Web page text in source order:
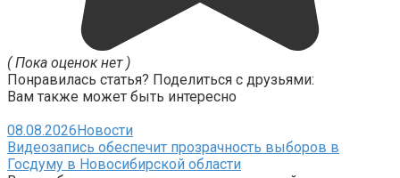
( Пока оценок нет )
Понравилась статья? Поделиться с друзьями:
Вам также может быть интересно
08.08.2026Новости
Видеозапись обеспечит прозрачность выборов в
Госдуму в Новосибирской области